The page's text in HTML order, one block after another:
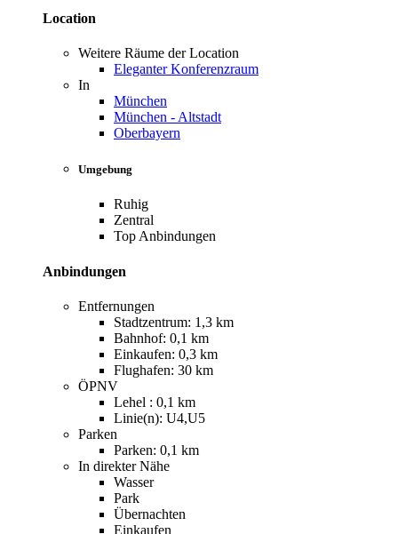
Location
Weitere Räume der Location
Eleganter Konferenzraum
In
München
München - Altstadt
Oberbayern
Umgebung
Ruhig
Zentral
Top Anbindungen
Anbindungen
Entfernungen
Stadtzentrum: 1,3 km
Bahnhof: 0,1 km
Einkaufen: 0,3 km
Flughafen: 30 km
ÖPNV
Lehel : 0,1 km
Linie(n): U4,U5
Parken
Parken: 0,1 km
In direkter Nähe
Wasser
Park
Übernachten
Einkaufen